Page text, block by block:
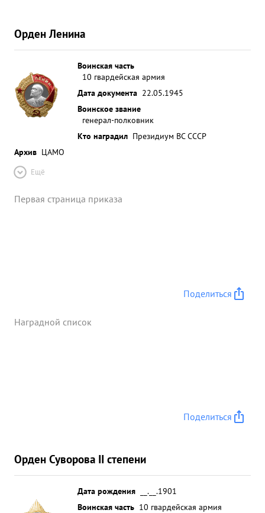
Орден Ленина
Воинская часть
10 гвардейская армия
Дата документа 22.05.1945
Воинское звание
генерал-полковник
Кто наградил Президиум ВС СССР
Архив ЦАМО
Ещё
Первая страница приказа
Поделиться
Наградной список
Поделиться
Орден Суворова II степени
Дата рождения
__.__.1901
Воинская часть 10 гвардейская армия